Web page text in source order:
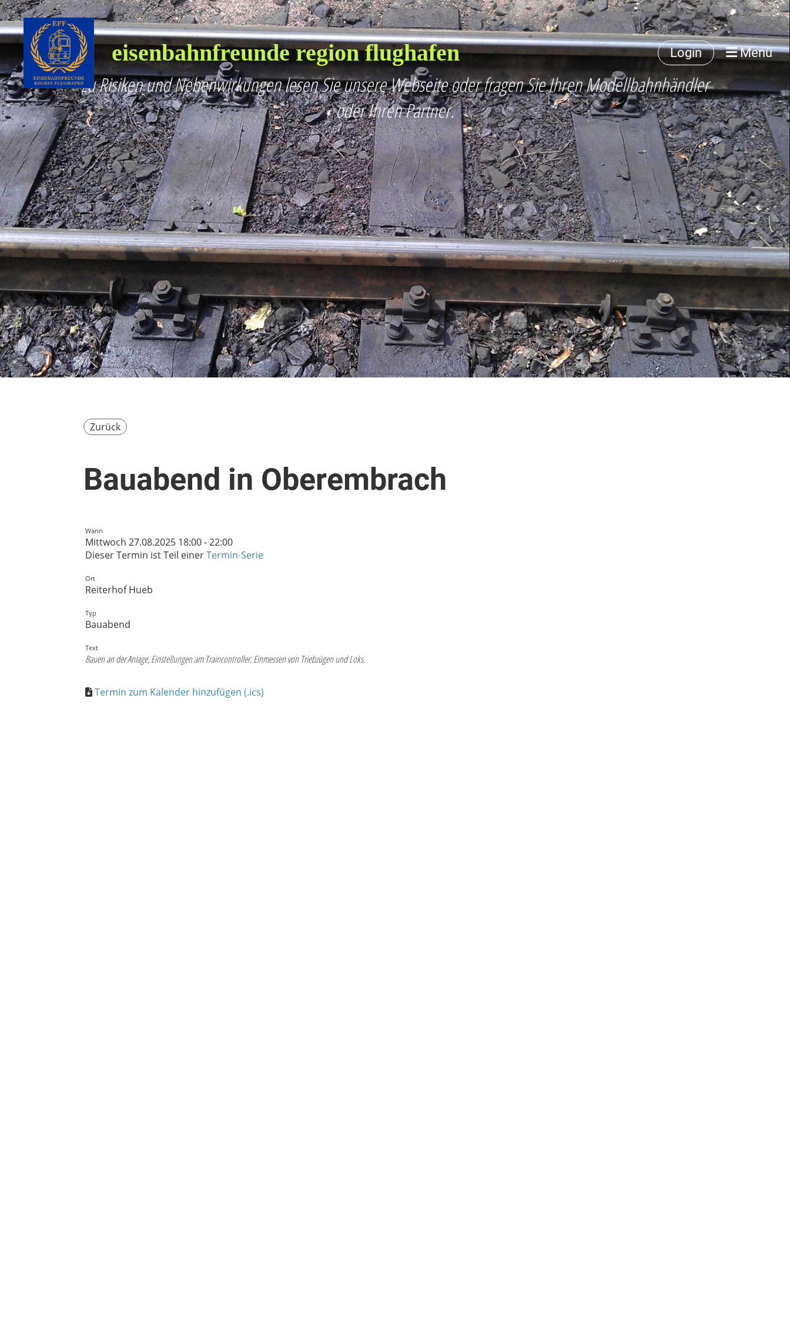
eisenbahnfreunde region flughafen Login Menü
Zu Risiken und Nebenwirkungen lesen Sie unsere Webseite oder fragen Sie Ihren Modellbahnhändler
oder Ihren Partner.
Zurück
Bauabend in Oberembrach
Wann
Mittwoch 27.08.2025 18:00 - 22:00
Dieser Termin ist Teil einerTermin-Serie
Ort
Reiterhof Hueb
Typ
Bauabend
Text
Bauen an der Anlage, Einstellungen am Traincontroller. Einmessen von Triebzügen und Loks.
Termin zum Kalender hinzufügen (.ics)